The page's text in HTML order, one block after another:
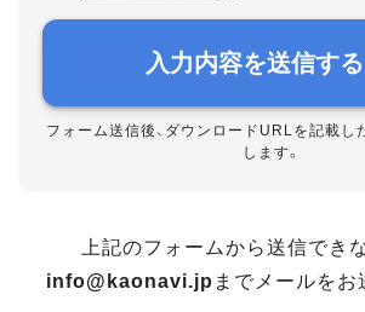
入力内容を送信する
フォーム送信後、ダウンロードURLを記載し
します。
上記のフォームから送信でき
info@kaonavi.jp までメールをお